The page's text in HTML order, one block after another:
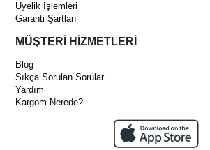
Üyelik İşlemleri
Garanti Şartları
MÜŞTERİ HİZMETLERİ
Blog
Sıkça Sorulan Sorular
Yardım
Kargom Nerede?